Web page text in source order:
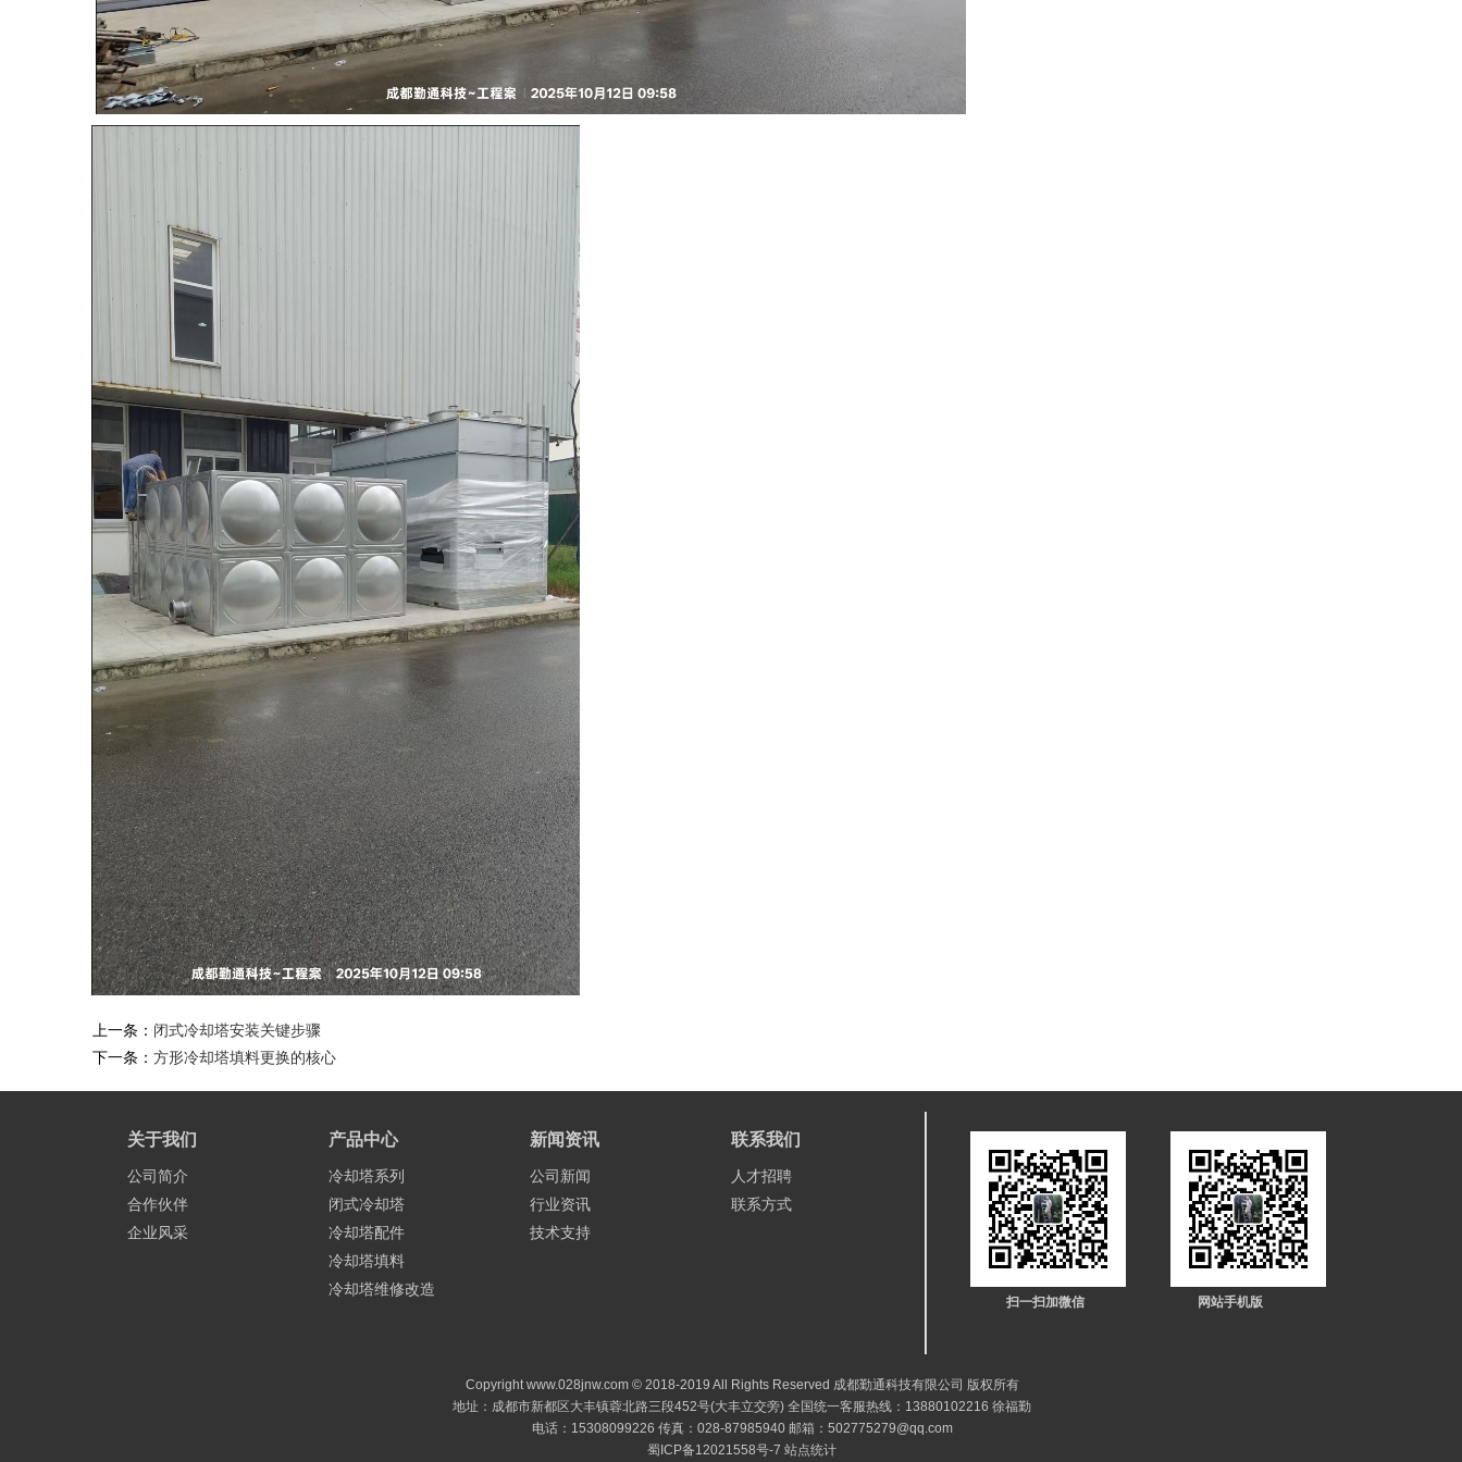
上一条： 闭式冷却塔安装关键步骤
下一条： 方形冷却塔填料更换的核心
关于我们
公司简介
合作伙伴
企业风采
产品中心
冷却塔系列
闭式冷却塔
冷却塔配件
冷却塔填料
冷却塔维修改造
新闻资讯
公司新闻
行业资讯
技术支持
联系我们
人才招聘
联系方式
扫一扫加微信 网站手机版
Copyright www.028jnw.com © 2018-2019 All Rights Reserved 成都勤通科技有限公司 版权所有
地址：成都市新都区大丰镇蓉北路三段452号(大丰立交旁) 全国统一客服热线：13880102216 徐福勤
电话：15308099226 传真：028-87985940 邮箱：502775279@qq.com
蜀ICP备12021558号-7 站点统计